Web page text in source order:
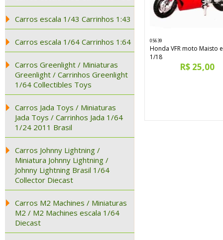
Carros escala 1/43 Carrinhos 1:43
Carros escala 1/64 Carrinhos 1:64
Carros Greenlight / Miniaturas
Greenlight / Carrinhos Greenlight
1/64 Collectibles Toys
Carros Jada Toys / Miniaturas
Jada Toys / Carrinhos Jada 1/64
1/24 2011 Brasil
Carros Johnny Lightning /
Miniatura Johnny Lightning /
Johnny Lightning Brasil 1/64
Collector Diecast
Carros M2 Machines / Miniaturas
M2 / M2 Machines escala 1/64
Diecast
05639
Honda VFR moto Maisto
1/18
R$ 25,00